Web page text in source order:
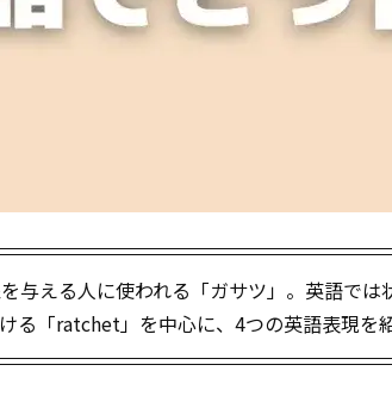
与える人に使われる「ガサツ」。英語で
る「ratchet」を中心に、4つの英語表現を